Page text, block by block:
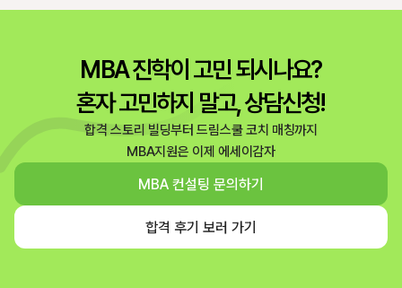
MBA 진학이 고민 되시나요?
혼자 고민하지 말고, 상담신청!
합격 스토리 빌딩부터 드림스쿨 코치 매칭까지
MBA지원은 이제 에세이감자
MBA 컨설팅 문의하기
합격 후기 보러 가기